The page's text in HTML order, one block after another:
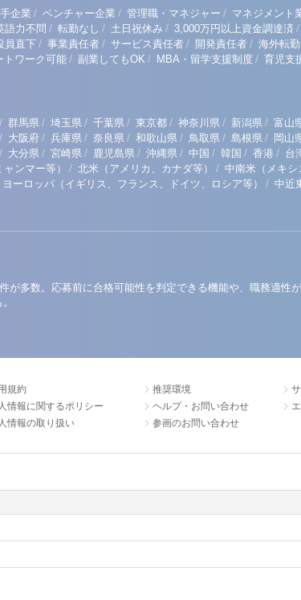
企業 / ベンチャー企業 / 管理職・マネジャー / マネジメント
語力不問 / 転勤なし / 土日祝休み / 3,000万円以上資金調達済 /
員直下 / 事業責任者 / サービス責任者 / 開発責任者 / 海外転勤
トワーク可能 / 副業してもOK / MBA・留学支援制度 / 育児支
/ 群馬県 / 埼玉県 / 千葉県 / 東京都 / 神奈川県 / 新潟県 / 富山
/ 大阪府 / 兵庫県 / 奈良県 / 和歌山県 / 鳥取県 / 島根県 / 岡山
/ 大分県 / 宮崎県 / 鹿児島県 / 沖縄県 / 中国 / 韓国 / 香港 / 台
ンマー等） / 北米（アメリカ、カナダ等） / 中南米（メキシ
ヨーロッパ（イギリス、フランス、ドイツ、ロシア等） / 中近
多数。応募前に合格可能性を判定できる機能や、職務適性
規約
情報に関するポリシー
情報の取り扱い
推奨環境
ヘルプ・お問い合わせ
参画のお問い合わせ